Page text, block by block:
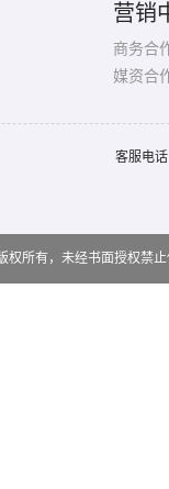
营销
商务合
媒资合
客服电
权所有，未经书面授权